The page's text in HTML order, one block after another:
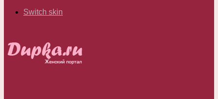
Switch skin